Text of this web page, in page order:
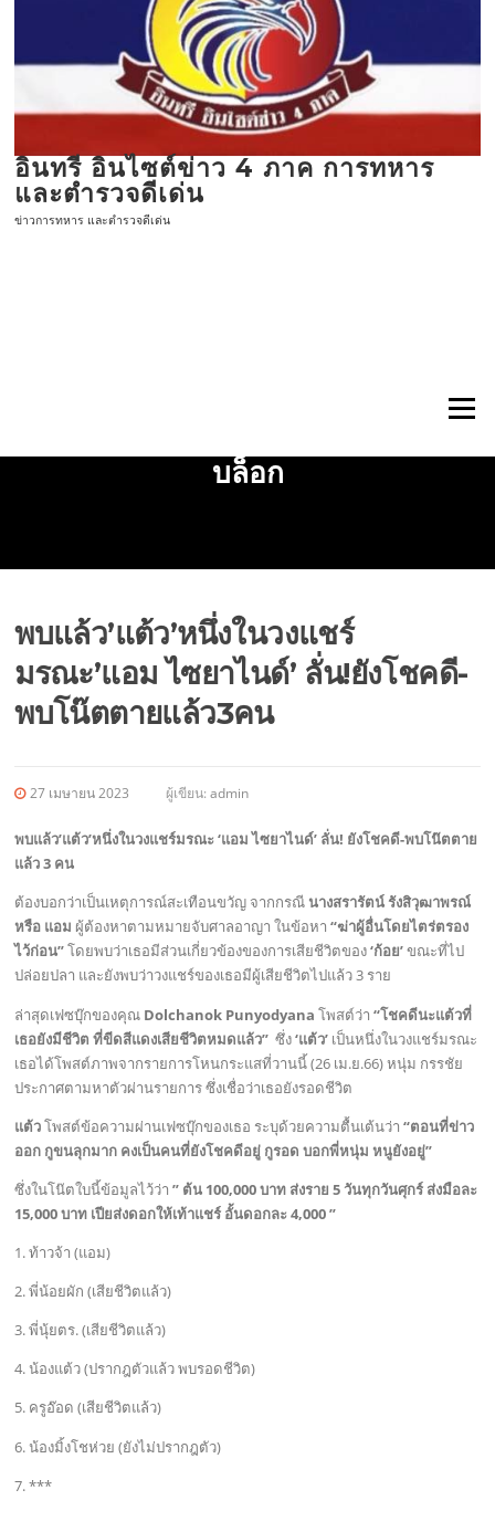
อินทรี อินไซต์ข่าว 4 ภาค การทหาร
และตำรวจดีเด่น
ข่าวการทหาร และตำรวจดีเด่น
เมนู
บล็อก
พบแล้ว’แต้ว’หนึ่งในวงแชร์
มรณะ’แอม ไซยาไนด์’ ลั่น!ยังโชคดี-
พบโน๊ตตายแล้ว3คน
27 เมษายน 2023 ผู้เขียน:admin
พบแล้ว’แต้ว’หนึ่งในวงแชร์มรณะ ‘แอม ไซยาไนด์’ ลั่น! ยังโชคดี-พบโน๊ตตาย
แล้ว 3 คน
ต้องบอกว่าเป็นเหตุการณ์สะเทือนขวัญ จากกรณีนางสรารัตน์ รังสิวุฒาพรณ์
หรือ แอม ผู้ต้องหาตามหมายจับศาลอาญา ในข้อหา“ฆ่าผู้อื่นโดยไตร่ตรอง
ไว้ก่อน”โดยพบว่าเธอมีส่วนเกี่ยวข้องของการเสียชีวิตของ‘ก้อย’ขณะที่ไป
ปล่อยปลา และยังพบว่าวงแชร์ของเธอมีผู้เสียชีวิตไปแล้ว 3 ราย
ล่าสุดเฟซบุ๊กของคุณ Dolchanok Punyodyana โพสต์ว่า“โชคดีนะแต้วที่
เธอยังมีชีวิต ที่ขีดสีแดงเสียชีวิตหมดแล้ว” ซึ่ง‘แต้ว’ เป็นหนึ่งในวงแชร์มรณะ
เธอได้โพสต์ภาพจากรายการโหนกระแสที่วานนี้ (26 เม.ย.66) หนุ่ม กรรชัย
ประกาศตามหาตัวผ่านรายการ ซึ่งเชื่อว่าเธอยังรอดชีวิต
แต้วโพสต์ข้อความผ่านเฟซบุ๊กของเธอ ระบุด้วยความตื้นเต้นว่า“ตอนที่ข่าว
ออก กูขนลุกมาก คงเป็นคนที่ยังโชคดีอยู่ กูรอด บอกพี่หนุ่ม หนูยังอยู่”
ซึ่งในโน๊ตใบนี้ข้อมูลไว้ว่า” ต้น 100,000 บาท ส่งราย 5 วันทุกวันศุกร์ ส่งมือละ
15,000 บาท เปียส่งดอกให้เท้าแชร์ อั้นดอกละ 4,000 ”
1. ท้าวจ้า (แอม)
2. พี่น้อยผัก (เสียชีวิตแล้ว)
3. พี่นุ้ยตร. (เสียชีวิตแล้ว)
4. น้องแต้ว (ปรากฎตัวแล้ว พบรอดชีวิต)
5. ครูอ๊อด (เสียชีวิตแล้ว)
6. น้องมิ้งโชห่วย (ยังไม่ปรากฎตัว)
7. ***